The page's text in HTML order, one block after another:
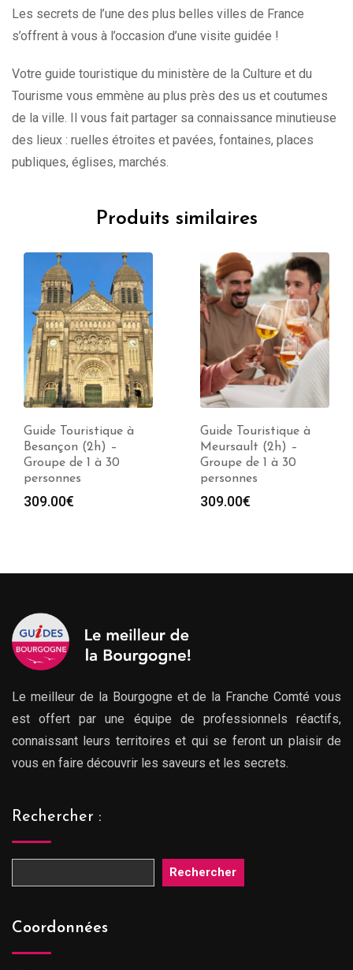
Les secrets de l’une des plus belles villes de France
s’offrent à vous à l’occasion d’une visite guidée !
Votre guide touristique du ministère de la Culture et du
Tourisme vous emmène au plus près des us et coutumes
de la ville. Il vous fait partager sa connaissance minutieuse
des lieux : ruelles étroites et pavées, fontaines, places
publiques, églises, marchés.
Produits similaires
Guide Touristique à
Besançon (2h) –
Groupe de 1 à 30
personnes
309.00€
Guide Touristique à
Meursault (2h) –
Groupe de 1 à 30
personnes
309.00€
Le meilleur de la Bourgogne et de la Franche Comté vous
est offert par une équipe de professionnels réactifs,
connaissant leurs territoires et qui se feront un plaisir de
vous en faire découvrir les saveurs et les secrets.
Rechercher :
Rechercher
Coordonnées